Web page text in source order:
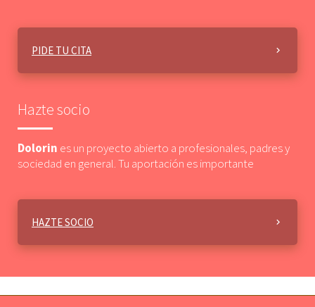
PIDE TU CITA
Hazte socio
Dolorin es un proyecto abierto a profesionales, padres y
sociedad en general. Tu aportación es importante
HAZTE SOCIO